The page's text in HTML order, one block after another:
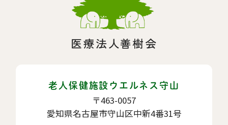
老人保健施設ウエルネス守山
〒463-0057
愛知県名古屋市守山区中新4番31号